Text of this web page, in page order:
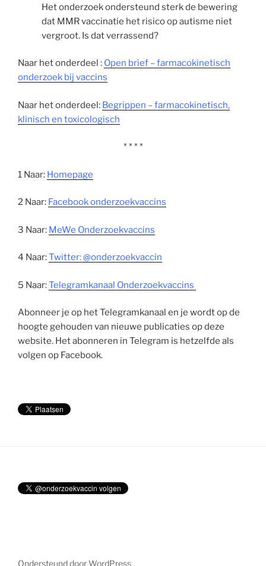
Het onderzoek ondersteund sterk de bewering
dat MMR vaccinatie het risico op autisme niet
vergroot. Is dat verrassend?
Naar het onderdeel : Open brief – farmacokinetisch
onderzoek bij vaccins
Naar het onderdeel: Begrippen – farmacokinetisch,
klinisch en toxicologisch
* * * *
1 Naar: Homepage
2 Naar: Facebook onderzoekvaccins
3 Naar: MeWe Onderzoekvaccins
4 Naar:Twitter: @onderzoekvaccin
5 Naar:Telegramkanaal Onderzoekvaccins
Abonneer je op het Telegramkanaal en je wordt op de
hoogte gehouden van nieuwe publicaties op deze
website. Het abonneren in Telegram is hetzelfde als
volgen op Facebook.
Ondersteund door WordPress